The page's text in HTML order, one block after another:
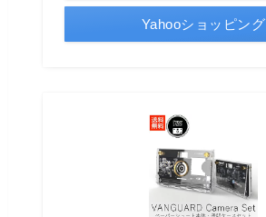
Yahooショッピング